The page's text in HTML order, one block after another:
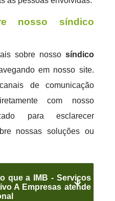
nosso síndico
sobre nosso síndico
em nosso site.
de comunicação
com nosso
para esclarecer
nossas soluções ou
que a IMB - Serviços
A Empresas atende